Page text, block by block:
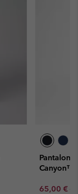
Pantalon
Canyon™
Sale price:
65,00 €